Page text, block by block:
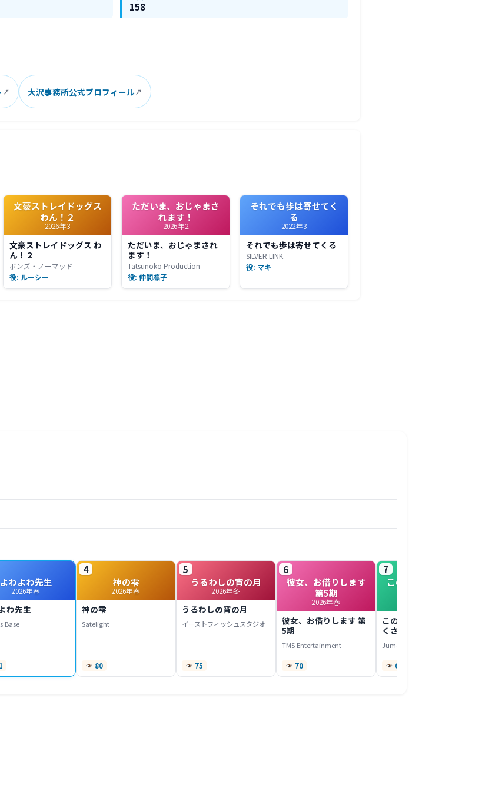
158
大沢事務所公式プロフィール
文豪ストレイドッグス
わん！２
2026年3
文豪ストレイドッグス わ
ん！２
ボンズ・ノーマッド
役: ルーシー
ただいま、おじゃまさ
れます！
2026年2
ただいま、おじゃまされ
ます！
Tatsunoko Production
役: 仲間凛子
それでも歩は寄せてく
る
2022年3
それでも歩は寄せてくる
SILVER LINK.
役: マキ
よわよわ先生
2026年春
わ先生
Base
4
神の雫
2026年春
神の雫
Satelight
80
5
うるわしの宵の月
2026年冬
うるわしの宵の月
イーストフィッシュスタジオ
75
6
彼女、お借りします
第5期
2026年春
彼女、お借りします 第
5期
TMS Entertainment
70
7
このヒーラー、めん
このヒーラー、めんど
くさい
Jumondou
67